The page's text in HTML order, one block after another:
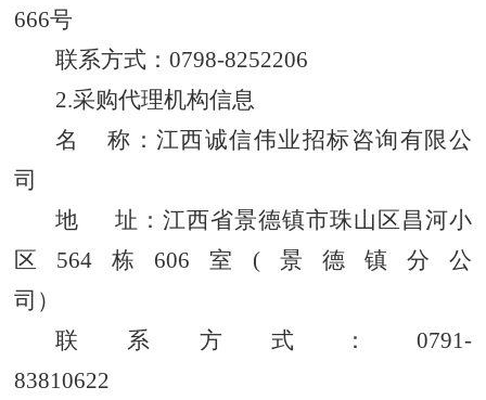
666号
联系方式：0798-8252206
2.采购代理机构信息
名 称：江西诚信伟业招标咨询有限公
司
地 址：江西省景德镇市珠山区昌河小
区564栋606室(景德镇分公
司）
联系方式：0791-
83810622